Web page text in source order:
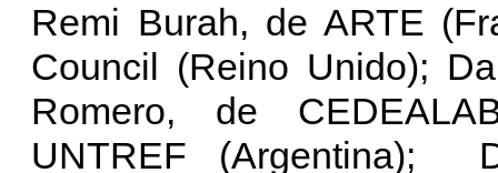
Remi Burah, de ARTE
Council (Reino Unido);
Romero, de
UNTREF (Argentina);